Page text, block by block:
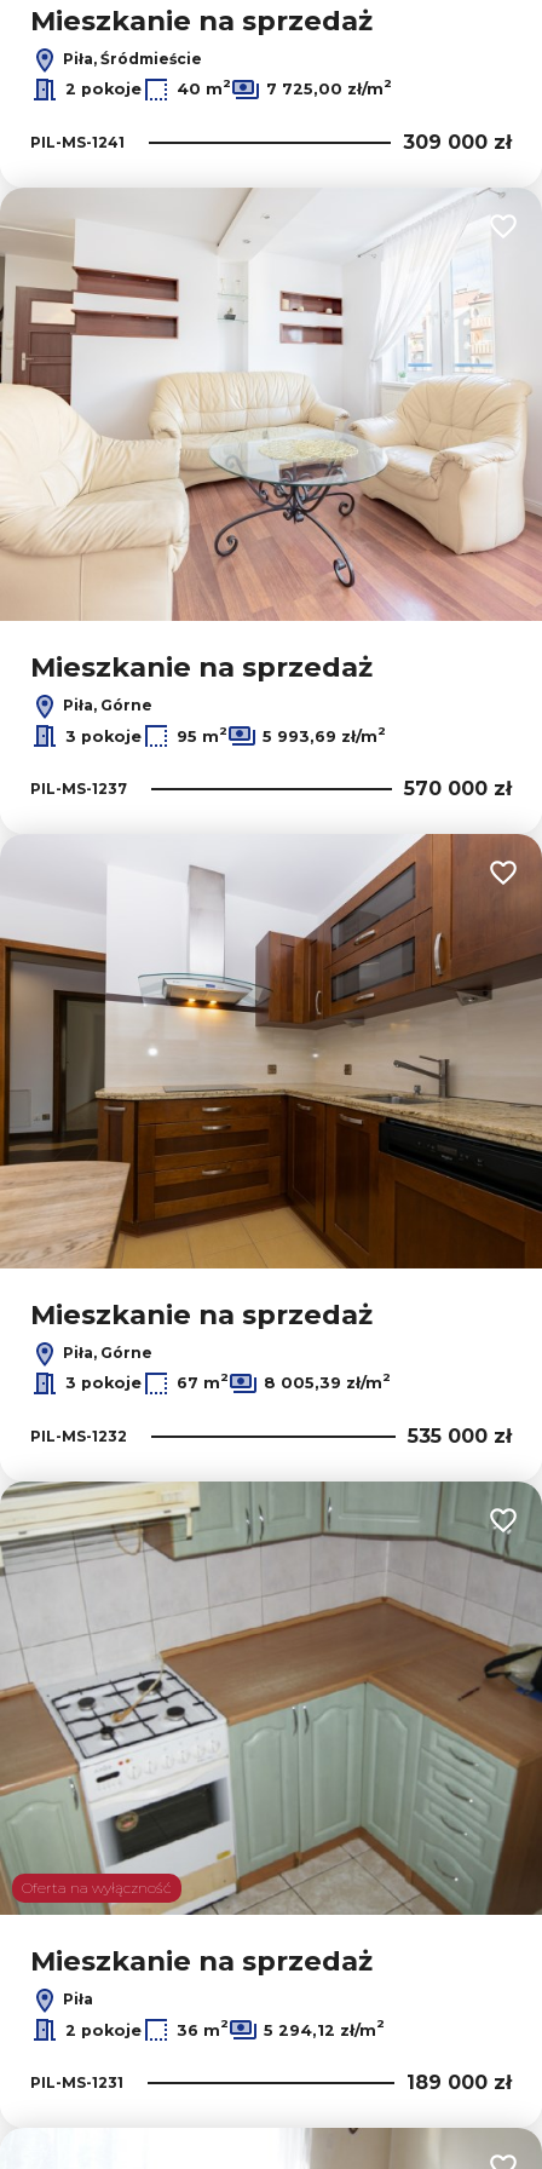
Mieszkanie na sprzedaż
Piła, Śródmieście
2 pokoje
40 m2 7 725,00 zł/m2
PIL-MS-1241 309 000 zł
Mieszkanie na sprzedaż
Piła, Górne
3 pokoje
95 m2 5 993,69 zł/m2
PIL-MS-1237 570 000 zł
Mieszkanie na sprzedaż
Piła, Górne
3 pokoje
67 m2 8 005,39 zł/m2
PIL-MS-1232 535 000 zł
Oferta na wyłączność
Mieszkanie na sprzedaż
Piła
2 pokoje
36 m2 5 294,12 zł/m2
PIL-MS-1231 189 000 zł